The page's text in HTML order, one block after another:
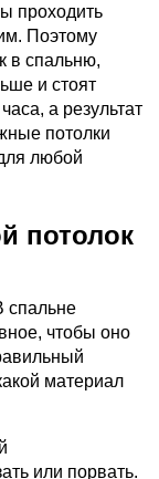
проходить
Поэтому
в спальню,
и стоят
а результат
потолки
любой
потолок
спальне
чтобы оно
материал
или порвать.